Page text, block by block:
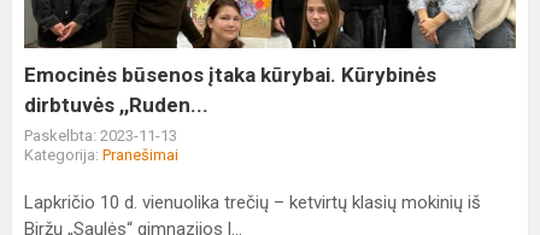
dirbtuvės
,,Ruden...
Emocinės būsenos įtaka kūrybai. Kūrybinės
dirbtuvės ,,Ruden...
Paskelbta: 2023-11-13
Kategorija: Pranešimai
Lapkričio 10 d. vienuolika trečių – ketvirtų klasių mokinių iš
Biržų „Saulės“ gimnazijos l...